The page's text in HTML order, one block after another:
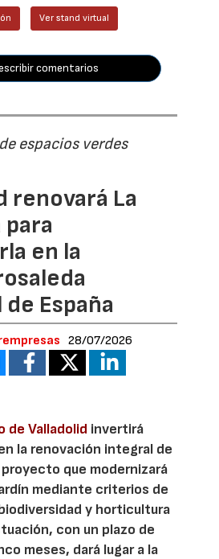
Ver stand virtual
comentarios
espacios verdes
renovará La
para
en la
España
28/07/2026
de Valladolid invertirá
la renovación integral de
proyecto que modernizará
mediante criterios de
y horticultura
con un plazo de
meses, dará lugar a la